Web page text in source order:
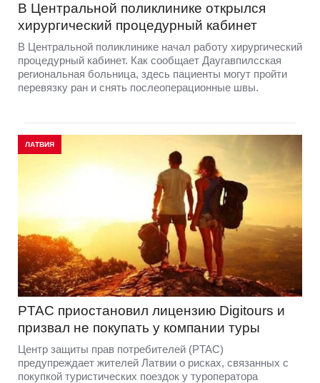
В Центральной поликлинике открылся
хирургический процедурный кабинет
В Центральной поликлинике начал работу хирургический
процедурный кабинет. Как сообщает Даугавпилсская
региональная больница, здесь пациенты могут пройти
перевязку ран и снять послеоперационные швы.
ЛАТВИЯ
PTAC приостановил лицензию Digitours и
призвал не покупать у компании туры
Центр защиты прав потребителей (PTAC)
предупреждает жителей Латвии о рисках, связанных с
покупкой туристических поездок у туроператора